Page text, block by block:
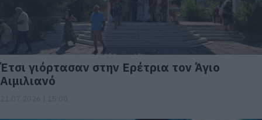
Έτσι γιόρτασαν στην Ερέτρια τον Άγιο
Αιμιλιανό